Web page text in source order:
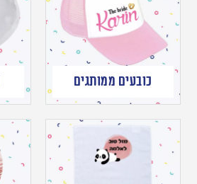
כובעים ממותגים